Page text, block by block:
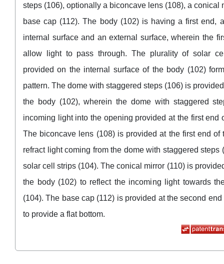
steps (106), optionally a biconcave lens (108), a conical
base cap (112). The body (102) is having a first end,
internal surface and an external surface, wherein the
allow light to pass through. The plurality of solar
provided on the internal surface of the body (102)
pattern. The dome with staggered steps (106) is
the body (102), wherein the dome with staggered
incoming light into the opening provided at the first end
The biconcave lens (108) is provided at the first end of
refract light coming from the dome with staggered steps
solar cell strips (104). The conical mirror (110) is
the body (102) to reflect the incoming light towards
(104). The base cap (112) is provided at the second
to provide a flat bottom.